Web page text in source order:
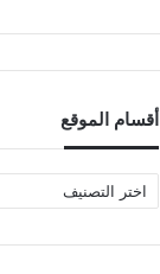
أقسام الموقع
أقسام
الموقع